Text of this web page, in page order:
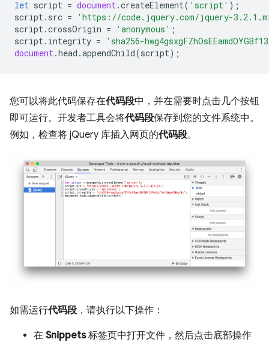
let script = document.createElement( 'script' );
script. src =
'https://code.jquery.com/jquery-
script.crossOrigin = 'anonymous' ;
script. integrity =
'sha256-
document.head .appendChild(script);
您可以将此代码保存在代码段中，并在需要时点击几个按钮
即可运行。开发者工具会将代码段保存到您的文件系统中。
例如，检查将 jQuery 库插入网页的代码段。
如需运行代码段 ，请执行以下操作：
在 Snippets标签页中打开文件，然后点击底部操作